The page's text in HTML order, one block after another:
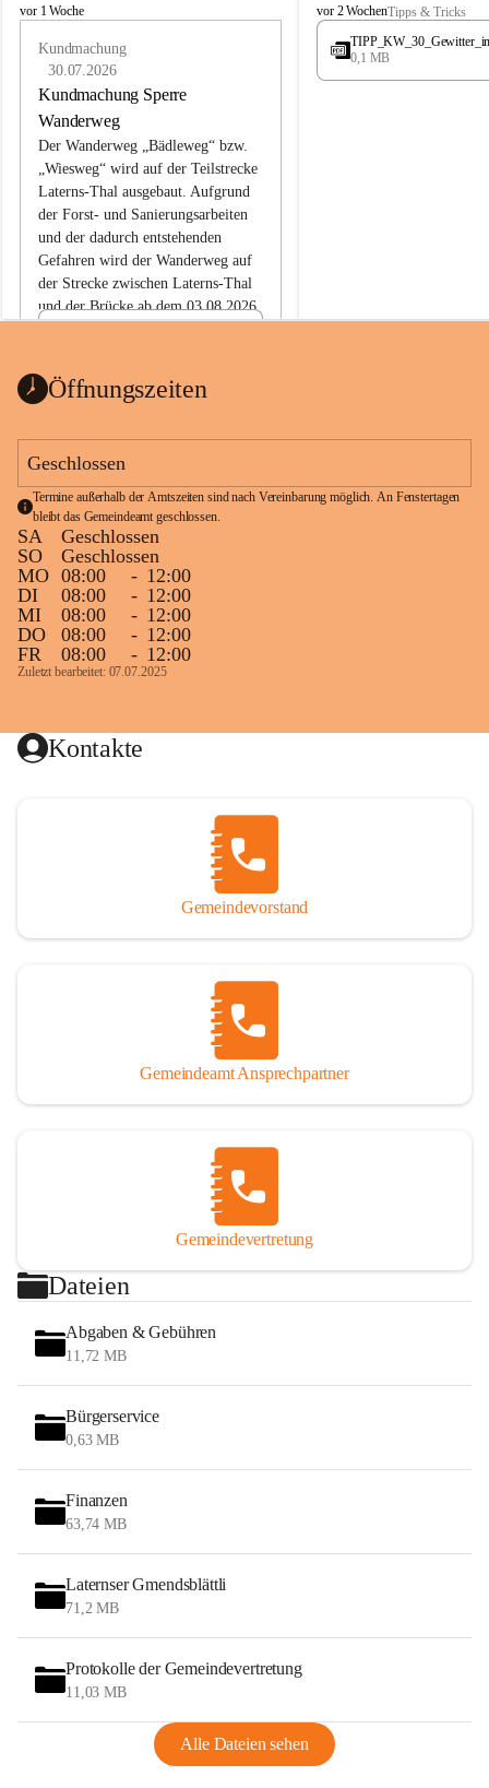
L
vor 1 Woche
Kundmachung
30.07.2026
Kundmachung Sperre
Wanderweg
Der Wanderweg „Bädleweg“ bzw.
„Wiesweg“ wird auf der Teilstrecke
Laterns-Thal ausgebaut. Aufgrund
der Forst- und Sanierungsarbeiten
und der dadurch entstehenden
Gefahren wird der Wanderweg auf
der Strecke zwischen Laterns-Thal
und der Brücke ab dem 03.08.2026
ht
1 Seite•0,1 MB
L
a
e
vor 2 WochenTipps & Tricks
0,1 MB
Öffnungszeiten
Geschlossen
Termine außerhalb der Amtszeiten sind nach Vereinbarung möglich. An Fenstertagen
bleibt das Gemeindeamt geschlossen.
SA
Geschlossen
SO
Geschlossen
MO 08:00 - 12:00
DI
08:00 - 12:00
MI
08:00 - 12:00
DO
08:00 - 12:00
FR
08:00 - 12:00
Zuletzt bearbeitet: 07.07.2025
Kontakte
Gemeindevorstand
Gemeindeamt Ansprechpartner
Gemeindevertretung
Dateien
Abgaben & Gebühren
11,72 MB
Bürgerservice
0,63 MB
Finanzen
63,74 MB
Laternser Gmendsblättli
71,2 MB
Protokolle der Gemeindevertretung
11,03 MB
Alle Dateien sehen